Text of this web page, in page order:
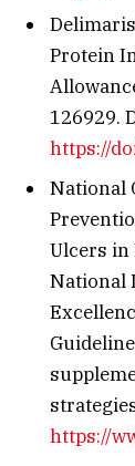
Protein
126929.
https://
National
Ulcers in
National
https://